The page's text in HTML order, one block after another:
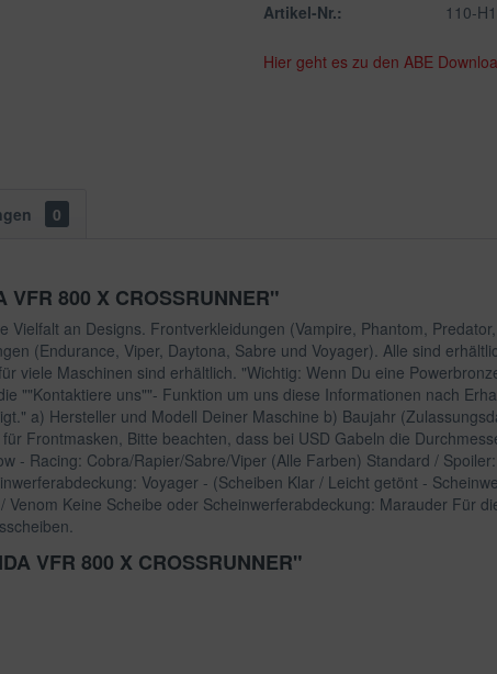
Artikel-Nr.: 110-
Hier geht es zu den ABE
0
800 X CROSSRUNNER"
an Designs. Frontverkleidungen (Vampire, Phantom,
(Endurance, Viper, Daytona, Sabre und Voyager). Alle sind
viele Maschinen sind erhältlich. "Wichtig: Wenn Du eine
""Kontaktiere uns""- Funktion um uns diese Informationen nach
a) Hersteller und Modell Deiner Maschine b) Baujahr
Frontmasken, Bitte beachten, dass bei USD Gabeln die
- Racing: Cobra/Rapier/Sabre/Viper (Alle Farben) Standard / Spoiler:
Voyager - (Scheiben Klar / Leicht getönt -
Keine Scheibe oder Scheinwerferabdeckung: Marauder Für
VFR 800 X CROSSRUNNER"